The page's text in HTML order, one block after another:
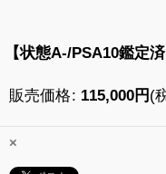
【状態A-/PSA10鑑定
販売価格: 115,000円 (
×